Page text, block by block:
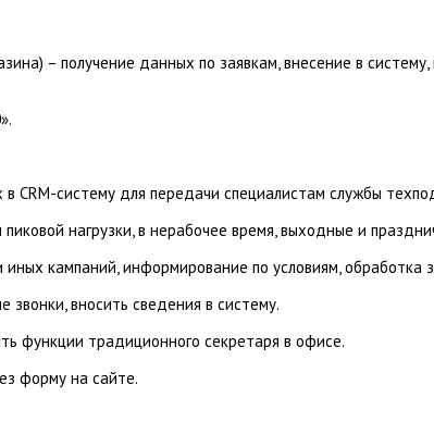
– получение данных по заявкам, внесение в
CRM-систему для передачи специалистам службы
нагрузки, в нерабочее время, выходные и
кампаний, информирование по условиям, обработка
вносить сведения в систему.
функции традиционного секретаря в офисе.
форму на сайте.